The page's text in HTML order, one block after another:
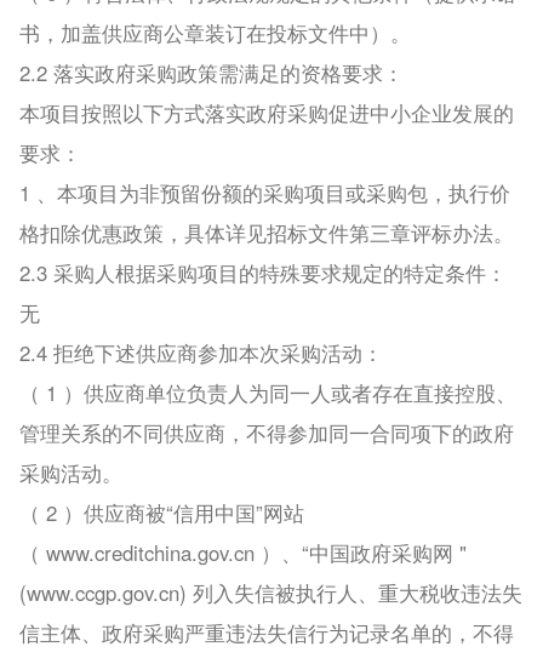
书，加盖供应商公章装订在投标文件中）。
2.2 落实政府采购政策需满足的资格要求：
本项目按照以下方式落实政府采购促进中小企业发展的
要求：
1 、本项目为非预留份额的采购项目或采购包，执行价
格扣除优惠政策，具体详见招标文件第三章评标办法。
2.3 采购人根据采购项目的特殊要求规定的特定条件：
无
2.4 拒绝下述供应商参加本次采购活动：
（ 1 ）供应商单位负责人为同一人或者存在直接控股、
管理关系的不同供应商，不得参加同一合同项下的政府
采购活动。
（ 2 ）供应商被“信用中国”网站
（ www.creditchina.gov.cn ）、“中国政府采购网 "
(www.ccgp.gov.cn) 列入失信被执行人、重大税收违法失
信主体、政府采购严重违法失信行为记录名单的，不得